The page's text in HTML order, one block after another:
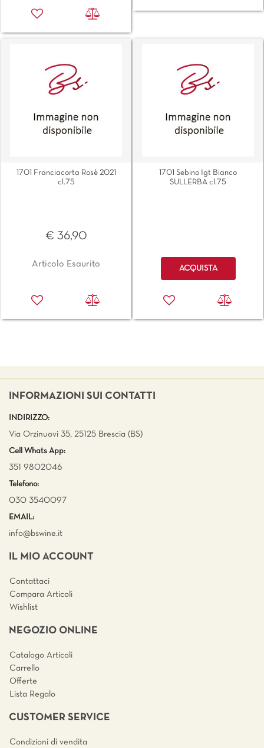
1701 Franciacorta Rosè 2021
cl.75
€ 36,90
Articolo Esaurito
1701 Sebino Igt Bianco
SULLERBA cl.75
Quantità
ACQUISTA
INFORMAZIONI SUI CONTATTI
INDIRIZZO:
Via Orzinuovi 35, 25125 Brescia (BS)
Cell Whats App:
351 9802046
Telefono:
030 3540097
EMAIL:
info@bswine.it
IL MIO ACCOUNT
Contattaci
Compara Articoli
Wishlist
NEGOZIO ONLINE
Catalogo Articoli
Carrello
Offerte
Lista Regalo
CUSTOMER SERVICE
Condizioni di vendita